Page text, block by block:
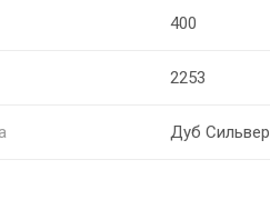
400
2253
Дуб Сильвер